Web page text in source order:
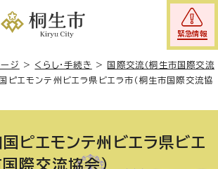
緊急情報
ージ > くらし・手続き >
国際交流（桐生市国際交流
ピエモンテ州ビエラ県ビエラ市（桐生市国際交流協
国ピエモンテ州ビエラ県ビエ
際交流協会）